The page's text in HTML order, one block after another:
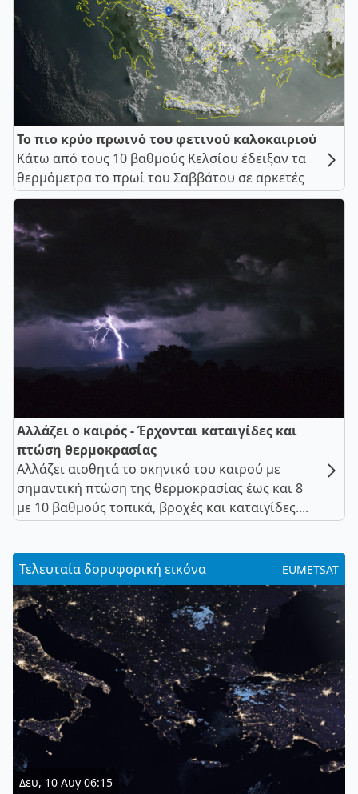
Το πιο κρύο πρωινό του φετινού καλοκαιριού
Κάτω από τους 10 βαθμούς Κελσίου έδειξαν τα
θερμόμετρα το πρωί του Σαββάτου σε αρκετές
Αλλάζει ο καιρός - Έρχονται καταιγίδες και
πτώση θερμοκρασίας
Αλλάζει αισθητά το σκηνικό του καιρού με
σημαντική πτώση της θερμοκρασίας έως και 8
με 10 βαθμούς τοπικά, βροχές και καταιγίδες....
Τελευταία δορυφορική εικόνα EUMETSAT
Δευ, 10 Αυγ 06:15